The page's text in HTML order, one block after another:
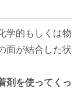
学的もしくは物
面が結合した状
剤を使ってくっ